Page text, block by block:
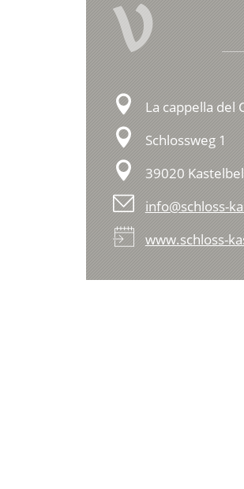
V
La cappella del
Schlossweg 1
39020
info@schloss-
www.schloss-